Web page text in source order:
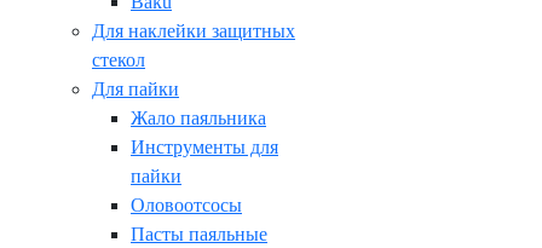
Для наклейки защитных
стекол
Для пайки
Жало паяльника
Инструменты для
пайки
Оловоотсосы
Пасты паяльные